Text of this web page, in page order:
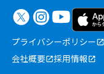
プライバシーポリシー
会社概要
採用情報